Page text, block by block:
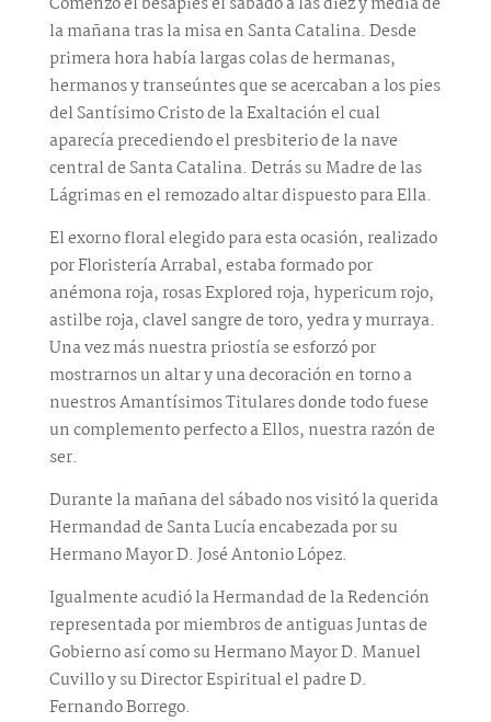
la mañana tras la misa en Santa Catalina. Desde
primera hora había largas colas de hermanas,
hermanos y transeúntes que se acercaban a los pies
del Santísimo Cristo de la Exaltación el cual
aparecía precediendo el presbiterio de la nave
central de Santa Catalina. Detrás su Madre de las
Lágrimas en el remozado altar dispuesto para Ella.
El exorno floral elegido para esta ocasión, realizado
por Floristería Arrabal, estaba formado por
anémona roja, rosas Explored roja, hypericum rojo,
astilbe roja, clavel sangre de toro, yedra y murraya.
Una vez más nuestra priostía se esforzó por
mostrarnos un altar y una decoración en torno a
nuestros Amantísimos Titulares donde todo fuese
un complemento perfecto a Ellos, nuestra razón de
ser.
Durante la mañana del sábado nos visitó la querida
Hermandad de Santa Lucía encabezada por su
Hermano Mayor D. José Antonio López.
Igualmente acudió la Hermandad de la Redención
representada por miembros de antiguas Juntas de
Gobierno así como su Hermano Mayor D. Manuel
Cuvillo y su Director Espiritual el padre D.
Fernando Borrego.